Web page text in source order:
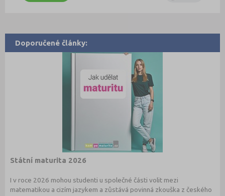
Doporučené články:
Státní maturita 2026
I v roce 2026 mohou studenti u společné části volit mezi
matematikou a cizím jazykem a zůstává povinná zkouška z českého